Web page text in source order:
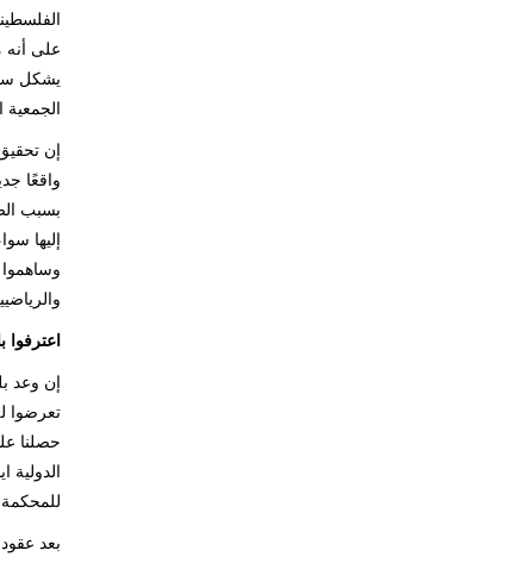
على أنه
يشكل
الجمعية
إن
واقعًا
بسبب
إليها
اعترفوا
إن وعد
تعرضوا
للمحكمة
بعد